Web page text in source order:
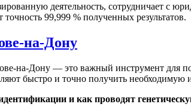
деятельность, сотрудничает с
точность 99,999 % полученных результатов.
на-Дону
на-Дону — это важный инструмент для
быстро и точно получить
и как проводят